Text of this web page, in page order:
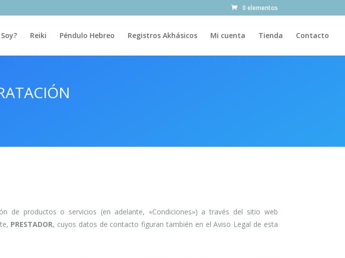
0 elementos
Reiki Péndulo Hebreo Registros Akhásicos Mi cuenta Tienda Contacto
de productos o servicios (en adelante, «Condiciones») a través del sitio web
PRESTADOR, cuyos datos de contacto figuran también en el Aviso Legal de esta